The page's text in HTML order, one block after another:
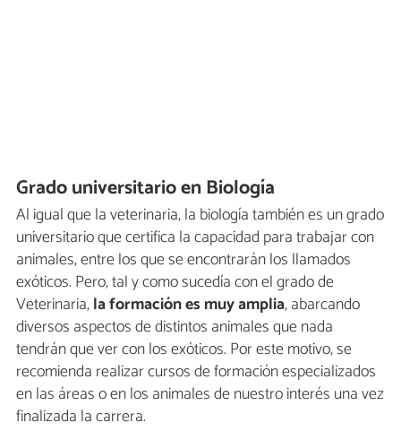
Grado universitario en Biología
Al igual que la veterinaria, la biología también es un grado
universitario que certifica la capacidad para trabajar con
animales, entre los que se encontrarán los llamados
exóticos. Pero, tal y como sucedía con el grado de
Veterinaria,la formación es muy amplia, abarcando
diversos aspectos de distintos animales que nada
tendrán que ver con los exóticos. Por este motivo, se
recomienda realizar cursos de formación especializados
en las áreas o en los animales de nuestro interés una vez
finalizada la carrera.